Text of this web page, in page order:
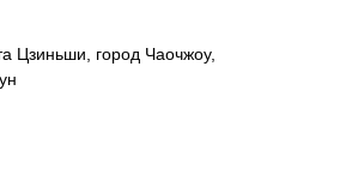
Цзиньши, город Чаочжоу,